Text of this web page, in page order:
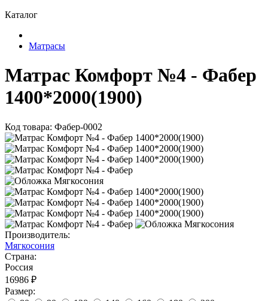
Каталог
Матрасы
Матрас Комфорт №4 - Фабер
1400*2000(1900)
Код товара: Фабер-0002
Производитель:
Мягкосония
Страна:
Россия
16986 ₽
Размер: